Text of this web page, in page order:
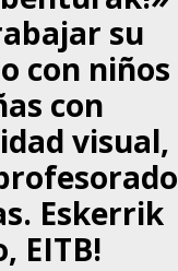
su
con niños
con
visual,
Eskerrik
EITB!